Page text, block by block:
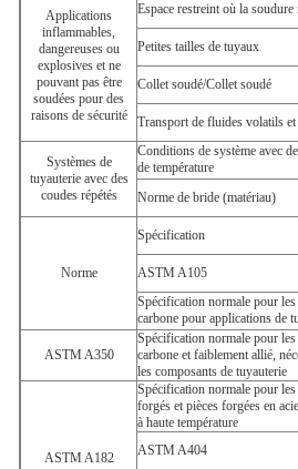
Applications
inflammables,
dangereuses ou
explosives et ne
pouvant pas être
soudées pour des
raisons de sécurité
Espace restreint où la soudure
Petites tailles de tuyaux
Collet soudé/Collet soudé
Transport de fluides volatils et
Systèmes de
tuyauterie avec des
coudes répétés
Conditions de système avec
de température
Norme de bride (matériau)
Norme
Spécification
ASTM A105
Spécification normale pour
carbone pour applications de
ASTM A350
Spécification normale pour
carbone et faiblement allié,
les composants de tuyauterie
ASTM A182
Spécification normale pour
forgés et pièces forgées en
à haute température
ASTM A404